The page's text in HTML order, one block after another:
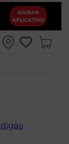
BAIXAR
APLICATIVO